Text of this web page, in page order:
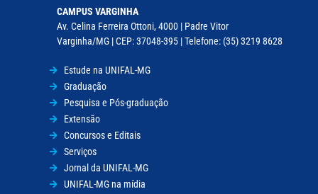
CAMPUS VARGINHA
Av. Celina Ferreira Ottoni, 4000 | Padre Vitor
Varginha/MG | CEP: 37048-395 | Telefone: (35) 3219 8628
Estude na UNIFAL-MG
Graduação
Pesquisa e Pós-graduação
Extensão
Concursos e Editais
Serviços
Jornal da UNIFAL-MG
UNIFAL-MG na mídia